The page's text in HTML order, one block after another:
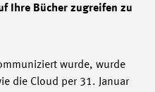
Ihre Bücher zugreifen zu
wurde, wurde
die Cloud per 31. Januar